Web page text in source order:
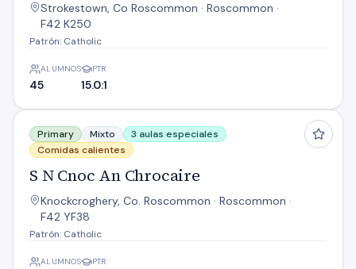
Strokestown, Co Roscommon · Roscommon ·
F42 K250
Patrón: Catholic
ALUMNOS
45
PTR
15.0:1
S N Cnoc An Chrocaire
Primary Mixto
3 aulas especiales
Comidas calientes
S N Cnoc An Chrocaire
Knockcroghery, Co. Roscommon · Roscommon ·
F42 YF38
Patrón: Catholic
ALUMNOS PTR